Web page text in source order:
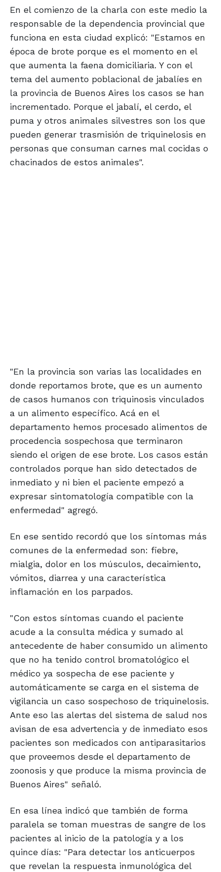
En el comienzo de la charla con este medio la
responsable de la dependencia provincial que
funciona en esta ciudad explicó: "Estamos en
época de brote porque es el momento en el
que aumenta la faena domiciliaria. Y con el
tema del aumento poblacional de jabalíes en
la provincia de Buenos Aires los casos se han
incrementado. Porque el jabalí, el cerdo, el
puma y otros animales silvestres son los que
pueden generar trasmisión de triquinelosis en
personas que consuman carnes mal cocidas o
chacinados de estos animales".
"En la provincia son varias las localidades en
donde reportamos brote, que es un aumento
de casos humanos con triquinosis vinculados
a un alimento específico. Acá en el
departamento hemos procesado alimentos de
procedencia sospechosa que terminaron
siendo el origen de ese brote. Los casos están
controlados porque han sido detectados de
inmediato y ni bien el paciente empezó a
expresar sintomatología compatible con la
enfermedad" agregó.
En ese sentido recordó que los síntomas más
comunes de la enfermedad son: fiebre,
mialgia, dolor en los músculos, decaimiento,
vómitos, diarrea y una característica
inflamación en los parpados.
"Con estos síntomas cuando el paciente
acude a la consulta médica y sumado al
antecedente de haber consumido un alimento
que no ha tenido control bromatológico el
médico ya sospecha de ese paciente y
automáticamente se carga en el sistema de
vigilancia un caso sospechoso de triquinelosis.
Ante eso las alertas del sistema de salud nos
avisan de esa advertencia y de inmediato esos
pacientes son medicados con antiparasitarios
que proveemos desde el departamento de
zoonosis y que produce la misma provincia de
Buenos Aires" señaló.
En esa línea indicó que también de forma
paralela se toman muestras de sangre de los
pacientes al inicio de la patología y a los
quince días: "Para detectar los anticuerpos
que revelan la respuesta inmunológica del